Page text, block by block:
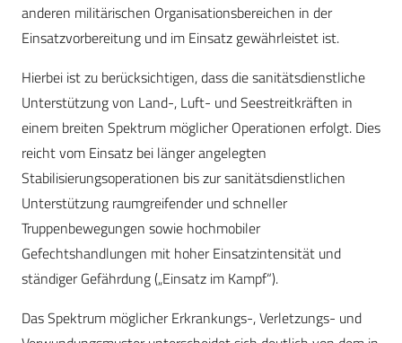
anderen militärischen Organisationsbereichen in der
Einsatzvorbereitung und im Einsatz gewährleistet ist.
Hierbei ist zu berücksichtigen, dass die sanitätsdienstliche
Unterstützung von Land-, Luft- und Seestreitkräften in
einem breiten Spektrum möglicher Operationen erfolgt. Dies
reicht vom Einsatz bei länger angelegten
Stabilisierungsoperationen bis zur sanitätsdienstlichen
Unterstützung raumgreifender und schneller
Truppenbewegungen sowie hochmobiler
Gefechtshandlungen mit hoher Einsatzintensität und
ständiger Gefährdung („Einsatz im Kampf“).
Das Spektrum möglicher Erkrankungs-, Verletzungs- und